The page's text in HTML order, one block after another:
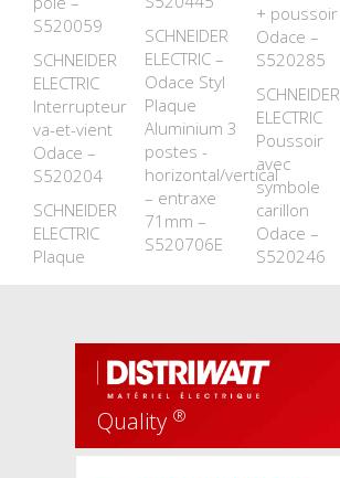
S520059
SCHNEIDER
ELECTRIC
Interrupteur
va-et-vient
Odace –
S520204
SCHNEIDER
ELECTRIC
Plaque
SCHNEIDER
ELECTRIC –
Odace Styl
Plaque
Aluminium 3
postes -
horizontal/vertical
– entraxe
71mm –
S520706E
+ poussoir
Odace –
S520285
SCHNEIDER
ELECTRIC
Poussoir
avec
symbole
carillon
Odace –
S520246
Quality ®